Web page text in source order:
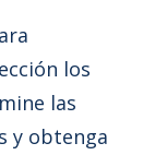
los
las
y obtenga